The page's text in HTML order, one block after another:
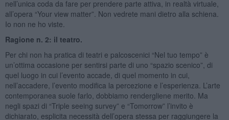
nell’unica coda da fare per prendere parte attiva, in realtà virtuale,
all’opera “Your view matter”. Non vedrete mani dietro alla schiena.
Io non ne ho viste.
Ragione n. 2: il teatro.
Per chi non ha pratica di teatri e palcoscenici “Nel tuo tempo” è
un’ottima occasione per sentirsi parte di uno “spazio scenico”, di
quel luogo in cui l’evento accade, di quel momento in cui,
nell’accadere, l’evento modifica la percezione e l’esperienza. L’arte
contemporanea suole farlo, dobbiamo rendergliene merito. Ma
negli spazi di “Triple seeing survey” e “Tomorrow” l’invito è
dichiarato, esplicita necessità dell’opera stessa per raggiungere la